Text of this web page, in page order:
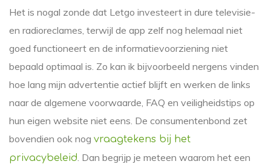
Het is nogal zonde dat Letgo investeert in dure televisie-
en radioreclames, terwijl de app zelf nog helemaal niet
goed functioneert en de informatievoorziening niet
bepaald optimaal is. Zo kan ik bijvoorbeeld nergens vinden
hoe lang mijn advertentie actief blijft en werken de links
naar de algemene voorwaarde, FAQ en veiligheidstips op
hun eigen website niet eens. De consumentenbond zet
bovendien ook nog vraagtekens bij het
privacybeleid. Dan begrijp je meteen waarom het een